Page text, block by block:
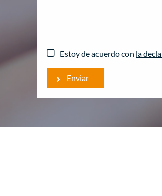
Estoy de acuerdo con la
Enviar